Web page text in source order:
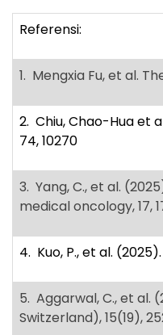
Referensi:
1. Mengxia Fu, et al.
2. Chiu, Chao-Hua et
74, 10270
3. Yang, C., et al.
medical oncology, 17,
4. Kuo, P., et al.
5. Aggarwal, C., et al.
Switzerland), 15(19),